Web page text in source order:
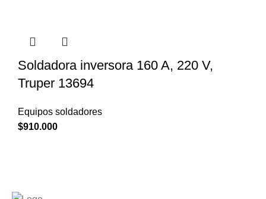
Soldadora inversora 160 A, 220 V,
Truper 13694
Equipos soldadores
$910.000